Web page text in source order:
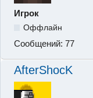
Игрок
Оффлайн
Сообщений: 77
AfterShocK